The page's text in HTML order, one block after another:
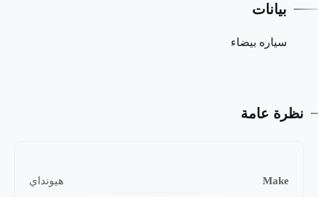
بيانات
سياره بيضاء
نظرة عامة
Make هيونداي